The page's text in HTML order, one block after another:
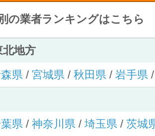
の業者ランキングはこちら
北地方
県/ 宮城県/ 秋田県/ 岩手県
県/ 神奈川県/ 埼玉県/ 茨城